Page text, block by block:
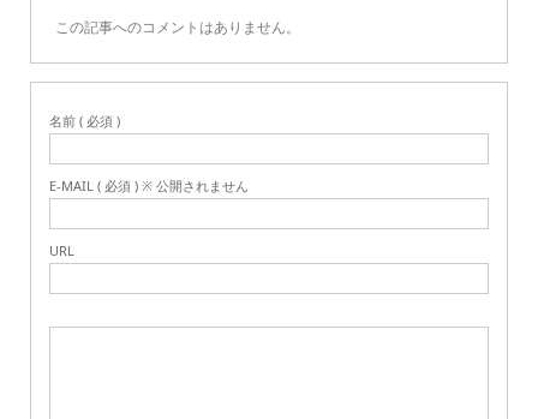
この記事へのコメントはありません。
名前 ( 必須 )
E-MAIL ( 必須 ) ※ 公開されません
URL